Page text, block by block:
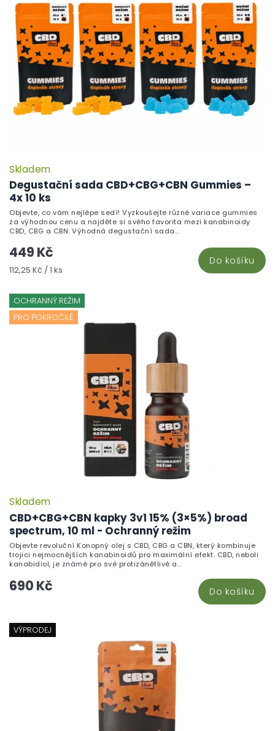
Degustační sada CBD+CBG+CBN Gummies –
4x 10 ks
Skladem
449 Kč
Měrná
112,25 Kč / 1 ks
Do košíku
Objevte, co vám nejlépe sedí! Vyzkoušejte různé variace gummies
za výhodnou cenu a najděte si svého favorita mezi kanabinoidy
CBD, CBG a CBN. Výhodná degustační sada...
OCHRANNÝ REŽIM
PRO POKROČILÉ
CBD+CBG+CBN kapky 3v1 15% (3×5%) broad
spectrum, 10 ml - Ochranný režim
Skladem
690 Kč Do košíku
Objevte revoluční Konopný olej s CBD, CBG a CBN, který kombinuje
trojici nejmocnějších kanabinoidů pro maximální efekt. CBD, neboli
kanabidiol, je známé pro své protizánětlivé a...
VÝPRODEJ